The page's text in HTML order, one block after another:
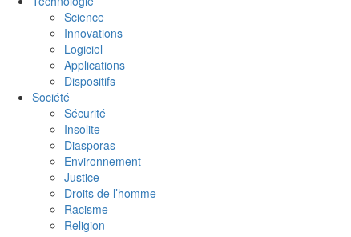
Science
Innovations
Logiciel
Applications
Dispositifs
Société
Sécurité
Insolite
Diasporas
Environnement
Justice
Droits de l’homme
Racisme
Religion